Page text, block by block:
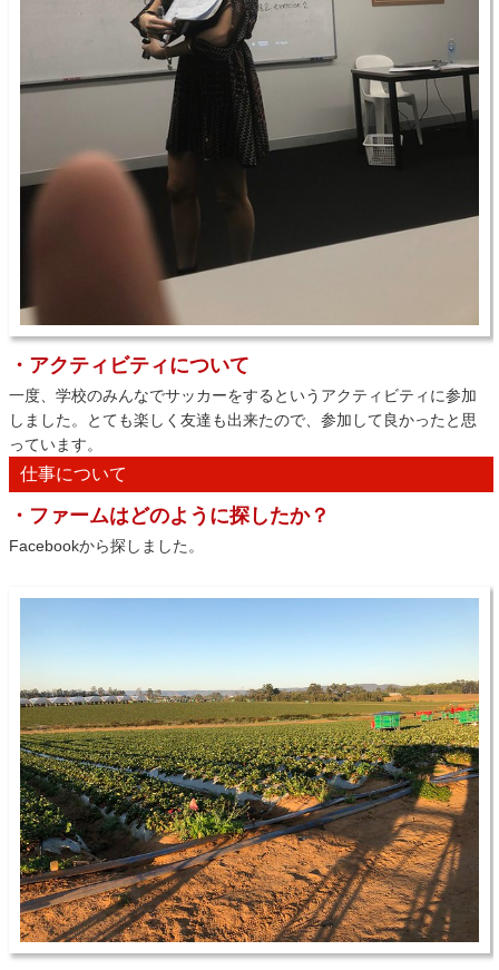
・アクティビティについて
一度、学校のみんなでサッカーをするというアクティビティに参加
しました。とても楽しく友達も出来たので、参加して良かったと思
っています。
仕事について
・ファームはどのように探したか？
Facebookから探しました。